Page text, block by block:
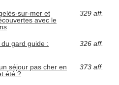
sur-mer et
avec le
329 aff.
gard guide :
326 aff.
séjour pas cher en
été ?
373 aff.